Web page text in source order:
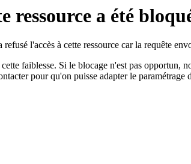
ressource a été
l'accès à cette ressource car la requête
faiblesse. Si le blocage n'est pas opportun,
pour qu'on puisse adapter le paramétrage